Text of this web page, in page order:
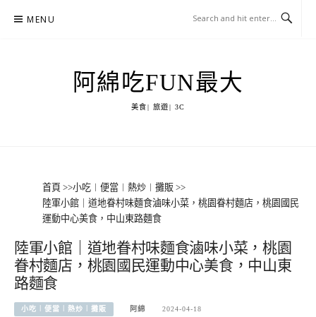
MENU
阿綿吃FUN最大
美食| 旅遊| 3C
首頁 >>小吃︱便當︱熱炒︱攤販 >>
陸軍小館｜道地眷村味麵食滷味小菜，桃園眷村麵店，桃園國民
運動中心美食，中山東路麵食
陸軍小館｜道地眷村味麵食滷味小菜，桃園
眷村麵店，桃園國民運動中心美食，中山東
路麵食
小吃︱便當︱熱炒︱攤販 阿綿 2024-04-18